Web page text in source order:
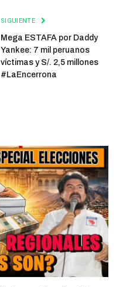
SIGUIENTE
Mega ESTAFA por Daddy
Yankee: 7 mil peruanos
víctimas y S/. 2,5 millones
#LaEncerrona